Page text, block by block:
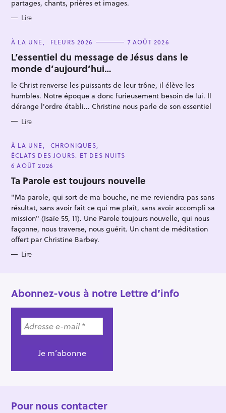
partages, chants, prières et images.
Lire
C
T
E
G
O
R
I
E
S
À LA UNE FLEURS 2026 7 AOÛT 2026
L’essentiel du message de Jésus dans le
monde d’aujourd’hui…
le Christ renverse les puissants de leur trône, il élève les
humbles. Notre époque a donc furieusement besoin de lui. Il
dérange l'ordre établi... Christine nous parle de son essentiel
Lire
C
A
T
E
O
R
E
À LA UNE
CHRONIQUES
ÉCLATS DES JOURS. ET DES NUITS
6 AOÛT 2026
Ta Parole est toujours nouvelle
"Ma parole, qui sort de ma bouche, ne me reviendra pas sans
résultat, sans avoir fait ce qui me plaît, sans avoir accompli sa
mission" (Isaïe 55, 11). Une Parole toujours nouvelle, qui nous
façonne, nous traverse, nous guérit. Un chant de méditation
offert par Christine Barbey.
Lire
Abonnez-vous à notre Lettre d’info
Pour nous contacter
R
c
h
e
c
h
e